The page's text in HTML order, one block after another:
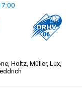
, Holtz, Müller, Lux,